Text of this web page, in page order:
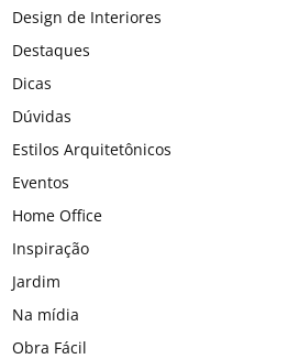
Design de Interiores
Destaques
Dicas
Dúvidas
Estilos Arquitetônicos
Eventos
Home Office
Inspiração
Jardim
Na mídia
Obra Fácil